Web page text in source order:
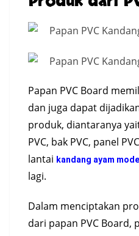
Papan PVC Board
dan juga dapat
produk, diantaranya
PVC, bak PVC, panel
lantai kandang ayam
lagi.
Dalam menciptakan
dari papan PVC Board,